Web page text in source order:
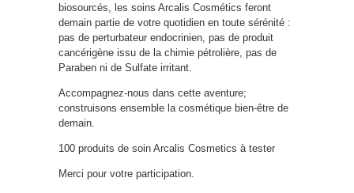
biosourcés, les soins Arcalis Cosmétics feront
demain partie de votre quotidien en toute sérénité :
pas de perturbateur endocrinien, pas de produit
cancérigène issu de la chimie pétrolière, pas de
Paraben ni de Sulfate irritant.
Accompagnez-nous dans cette aventure;
construisons ensemble la cosmétique bien-être de
demain.
100 produits de soin Arcalis Cosmetics à tester
Merci pour votre participation.